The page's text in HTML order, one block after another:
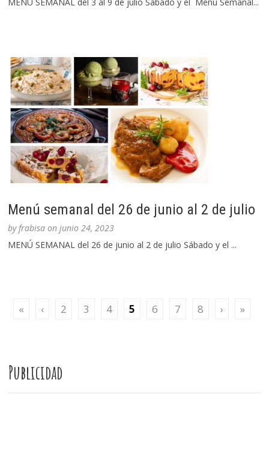
MENÚ SEMANAL del 3 al 9 de julio Sábado y el Menú Semanal...
Menú semanal del 26 de junio al 2 de julio
byfrabisa onjunio 24, 2023
MENÚ SEMANAL del 26 de junio al 2 de julio Sábado y el ...
« ‹ 2 3 4 5 6 7 8 › »
Publicidad